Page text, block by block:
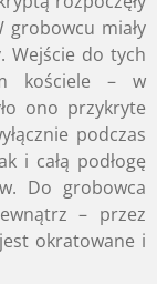
miały
Wejście do tych
kościele – w
ono przykryte
podczas
i całą podłogę
Do grobowca
– przez
okratowane i